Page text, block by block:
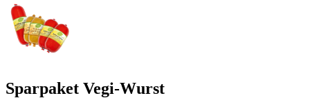
Sparpaket Vegi-Wurst